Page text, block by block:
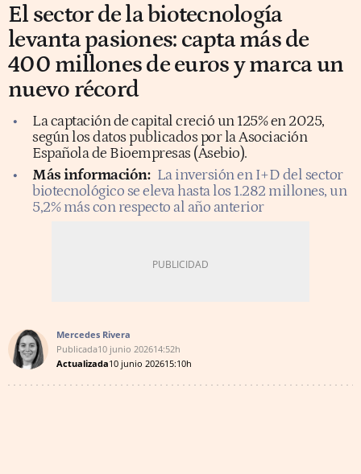
El sector de la biotecnología
levanta pasiones: capta más de
400 millones de euros y marca un
nuevo récord
La captación de capital creció un 125% en 2025,
según los datos publicados por la Asociación
Española de Bioempresas (Asebio).
Más información: La inversión en I+D del sector
biotecnológico se eleva hasta los 1.282 millones, un
5,2% más con respecto al año anterior
Mercedes Rivera
Publicada10 junio 202614:52h
Actualizada10 junio 202615:10h